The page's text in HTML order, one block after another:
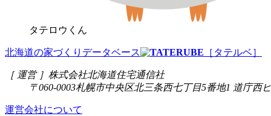
タテロウくん
北海道の家づくりデータベース ［タテルベ］
［ 運営 ］ 株式会社北海道住宅通信社
〒060-0003札幌市中央区北三条西七丁目5番地1 道庁西
運営会社について